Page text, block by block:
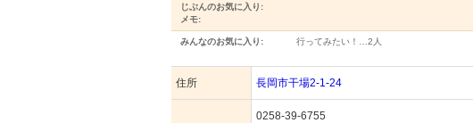
じぶんのお気に入り:
メモ:
みんなのお気に入り: 行ってみたい！… 2人
住所 長岡市干場2-1-24
0258-39-6755